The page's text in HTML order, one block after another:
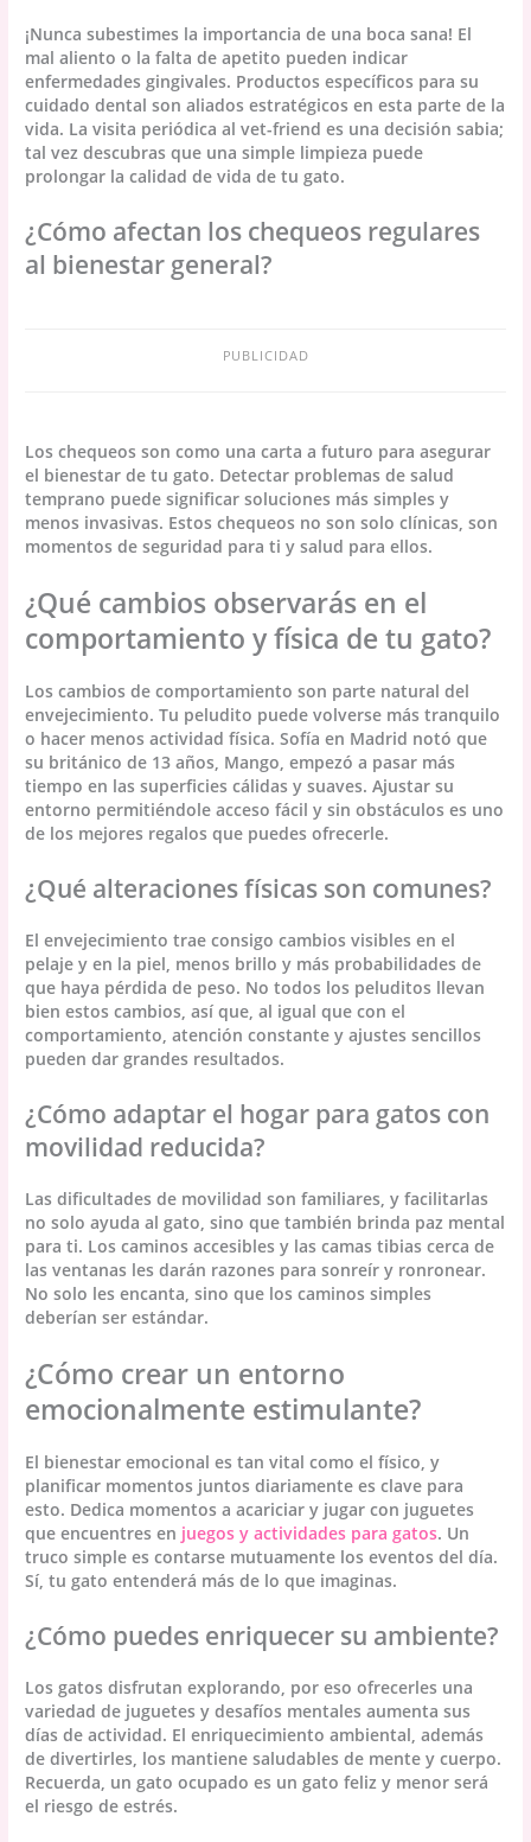
¡Nunca subestimes la importancia de una boca sana! El
mal aliento o la falta de apetito pueden indicar
enfermedades gingivales. Productos específicos para su
cuidado dental son aliados estratégicos en esta parte de la
vida. La visita periódica al vet-friend es una decisión sabia;
tal vez descubras que una simple limpieza puede
prolongar la calidad de vida de tu gato.
¿Cómo afectan los chequeos regulares
al bienestar general?
PUBLICIDAD
Los chequeos son como una carta a futuro para asegurar
el bienestar de tu gato. Detectar problemas de salud
temprano puede significar soluciones más simples y
menos invasivas. Estos chequeos no son solo clínicas, son
momentos de seguridad para ti y salud para ellos.
¿Qué cambios observarás en el
comportamiento y física de tu gato?
Los cambios de comportamiento son parte natural del
envejecimiento. Tu peludito puede volverse más tranquilo
o hacer menos actividad física. Sofía en Madrid notó que
su británico de 13 años, Mango, empezó a pasar más
tiempo en las superficies cálidas y suaves. Ajustar su
entorno permitiéndole acceso fácil y sin obstáculos es uno
de los mejores regalos que puedes ofrecerle.
¿Qué alteraciones físicas son comunes?
El envejecimiento trae consigo cambios visibles en el
pelaje y en la piel, menos brillo y más probabilidades de
que haya pérdida de peso. No todos los peluditos llevan
bien estos cambios, así que, al igual que con el
comportamiento, atención constante y ajustes sencillos
pueden dar grandes resultados.
¿Cómo adaptar el hogar para gatos con
movilidad reducida?
Las dificultades de movilidad son familiares, y facilitarlas
no solo ayuda al gato, sino que también brinda paz mental
para ti. Los caminos accesibles y las camas tibias cerca de
las ventanas les darán razones para sonreír y ronronear.
No solo les encanta, sino que los caminos simples
deberían ser estándar.
¿Cómo crear un entorno
emocionalmente estimulante?
El bienestar emocional es tan vital como el físico, y
planificar momentos juntos diariamente es clave para
esto. Dedica momentos a acariciar y jugar con juguetes
que encuentres en juegos y actividades para gatos. Un
truco simple es contarse mutuamente los eventos del día.
Sí, tu gato entenderá más de lo que imaginas.
¿Cómo puedes enriquecer su ambiente?
Los gatos disfrutan explorando, por eso ofrecerles una
variedad de juguetes y desafíos mentales aumenta sus
días de actividad. El enriquecimiento ambiental, además
de divertirles, los mantiene saludables de mente y cuerpo.
Recuerda, un gato ocupado es un gato feliz y menor será
el riesgo de estrés.